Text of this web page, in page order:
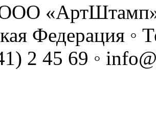
«АртШтамп»
Федерация ◦
2 45 69 ◦